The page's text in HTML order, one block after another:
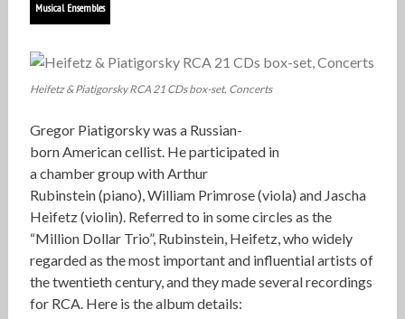
Musical Ensembles
Heifetz & Piatigorsky RCA 21 CDs box-set, Concerts
Gregor Piatigorsky was a Russian-
born American cellist. He participated in
a chamber group with Arthur
Rubinstein (piano), William Primrose (viola) and Jascha
Heifetz (violin). Referred to in some circles as the
“Million Dollar Trio”, Rubinstein, Heifetz, who widely
regarded as the most important and influential artists of
the twentieth century, and they made several recordings
for RCA. Here is the album details: